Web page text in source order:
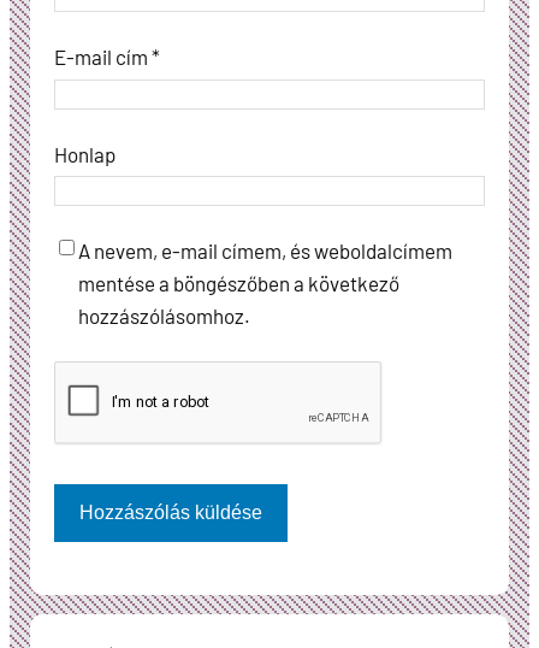
E-mail cím *
Honlap
A nevem, e-mail címem, és weboldalcímem
mentése a böngészőben a következő
hozzászólásomhoz.